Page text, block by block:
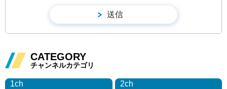
CATEGORY
チャンネルカテゴリ
1ch
2ch